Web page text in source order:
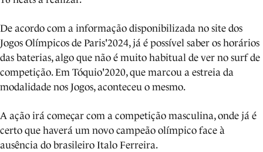
De acordo com a informação disponibilizada no site dos
Jogos Olímpicos de Paris'2024, já é possível saber os horários
das baterias, algo que não é muito habitual de ver no surf de
competição. Em Tóquio'2020, que marcou a estreia da
modalidade nos Jogos, aconteceu o mesmo.
A ação irá começar com a competição masculina, onde já é
certo que haverá um novo campeão olímpico face à
ausência do brasileiro Italo Ferreira.